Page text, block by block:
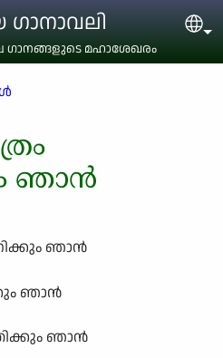
ഗാനാവലി
മഹാശേഖരം
ഞാൻ
ഞാൻ
ഞാൻ
ഞാൻ